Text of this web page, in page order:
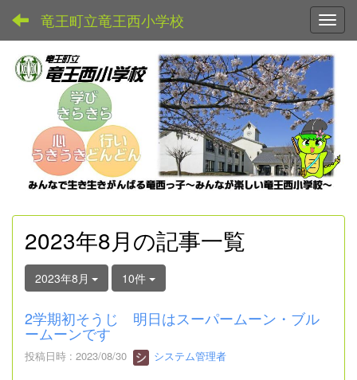
竜王町立竜王西小学校
2023年8月の記事一覧
2023年8月 10件
2学期初そうじ 明日はスーパームーン・ブル
ームーンです
投稿日時 : 2023/08/30 システム管理者